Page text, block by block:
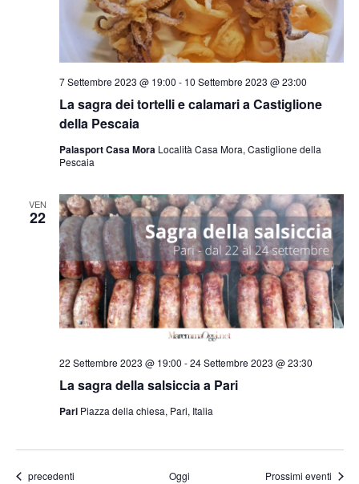
La sagra dei tortelli e calamari a Castiglione
della Pescaia
7 Settembre 2023 @ 19:00 - 10 Settembre 2023 @ 23:00
Palasport Casa Mora Località Casa Mora, Castiglione della
Pescaia
VEN
22
La sagra della salsiccia a Pari
22 Settembre 2023 @ 19:00 -24 Settembre 2023 @ 23:30
Pari Piazza della chiesa, Pari, Italia
Eventi
precedenti Oggi Prossimi eventi